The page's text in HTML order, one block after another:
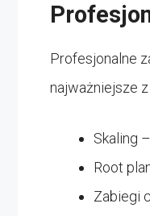
Profesjonalne
najważniejsze z
Skaling
Root
Zabiegi